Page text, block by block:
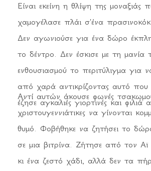
Είναι εκείνη η θλίψη της μοναξιάς
χαμογέλασε πλάι σ'ένα
Δεν αγωνιούσε για ένα δώρο
το δέντρο. Δεν έσκισε με τη μανία
ενθουσιασμού το περιτύλιγμα για
από χαρά αντικρίζοντας αυτό που
έζησε αγκαλιές γιορτινές και φιλιά
Αντί αυτών άκουσε φωνές
χριστουγεννιάτικες να γίνονται
θυμό. Φοβήθηκε να ζητήσει το
σε μια βιτρίνα. Ζήτησε από τον
κι ένα ζεστό χάδι, αλλά δεν τα